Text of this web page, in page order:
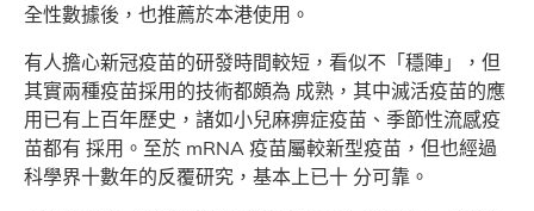
全性數據後，也推薦於本港使用。
有人擔心新冠疫苗的研發時間較短，看似不「穩陣」，但
其實兩種疫苗採用的技術都頗為 成熟，其中滅活疫苗的應
用已有上百年歷史，諸如小兒麻痹症疫苗、季節性流感疫
苗都有 採用。至於 mRNA 疫苗屬較新型疫苗，但也經過
科學界十數年的反覆研究，基本上已十 分可靠。